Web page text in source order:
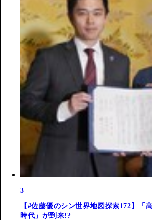
3
【#佐藤優のシン世界地図探索172】「
時代」が到来!?